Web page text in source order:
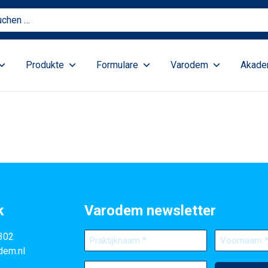
Produkte Formulare Varodem
Varodem newsletter
Praktijknaam
(erforderlich)
Voornaam
(erforderlich)
E-